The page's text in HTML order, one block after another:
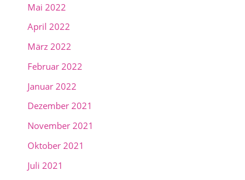
Mai 2022
April 2022
März 2022
Februar 2022
Januar 2022
Dezember 2021
November 2021
Oktober 2021
Juli 2021